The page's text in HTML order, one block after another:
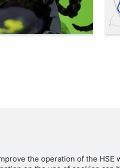
Aisylu Galieva
the operation of the HSE